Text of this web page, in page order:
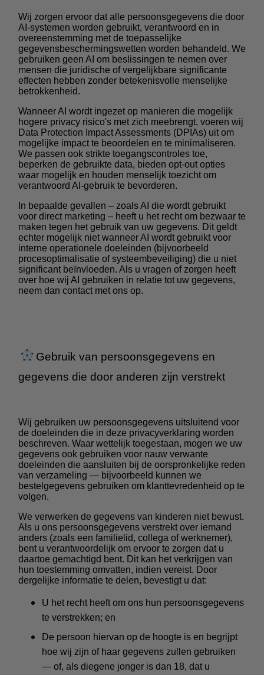
Wij zorgen ervoor dat alle persoonsgegevens die door
AI-systemen worden gebruikt, verantwoord en in
overeenstemming met de toepasselijke
gegevensbeschermingswetten worden behandeld. We
gebruiken geen AI om beslissingen te nemen over
mensen die juridische of vergelijkbare significante
effecten hebben zonder betekenisvolle menselijke
betrokkenheid.
Wanneer AI wordt ingezet op manieren die mogelijk
hogere privacy risico's met zich meebrengt, voeren wij
Data Protection Impact Assessments (DPIAs) uit om
mogelijke impact te beoordelen en te minimaliseren.
We passen ook strikte toegangscontroles toe,
beperken de gebruikte data, bieden opt-out opties
waar mogelijk en houden menselijk toezicht om
verantwoord AI-gebruik te bevorderen.
In bepaalde gevallen – zoals AI die wordt gebruikt
voor direct marketing – heeft u het recht om bezwaar te
maken tegen het gebruik van uw gegevens. Dit geldt
echter mogelijk niet wanneer AI wordt gebruikt voor
interne operationele doeleinden (bijvoorbeeld
procesoptimalisatie of systeembeveiliging) die u niet
significant beïnvloeden. Als u vragen of zorgen heeft
over hoe wij AI gebruiken in relatie tot uw gegevens,
neem dan contact met ons op.
Gebruik van persoonsgegevens en
gegevens die door anderen zijn verstrekt
Wij gebruiken uw persoonsgegevens uitsluitend voor
de doeleinden die in deze privacyverklaring worden
beschreven. Waar wettelijk toegestaan, mogen we uw
gegevens ook gebruiken voor nauw verwante
doeleinden die aansluiten bij de oorspronkelijke reden
van verzameling — bijvoorbeeld kunnen we
bestelgegevens gebruiken om klanttevredenheid op te
volgen.
We verwerken de gegevens van kinderen niet bewust.
Als u ons persoonsgegevens verstrekt over iemand
anders (zoals een familielid, collega of werknemer),
bent u verantwoordelijk om ervoor te zorgen dat u
daartoe gemachtigd bent. Dit kan het verkrijgen van
hun toestemming omvatten, indien vereist. Door
dergelijke informatie te delen, bevestigt u dat:
U het recht heeft om ons hun persoonsgegevens
te verstrekken; en
De persoon hiervan op de hoogte is en begrijpt
hoe wij zijn of haar gegevens zullen gebruiken
— of, als diegene jonger is dan 18, dat u